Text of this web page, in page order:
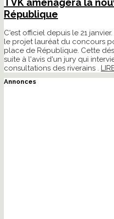
TVK aménagera la
République
C'est officiel depuis le 21
le projet lauréat du concours
place de République. Cette
suite à l'avis d'un jury qui
consultations des riverains .
Annonces